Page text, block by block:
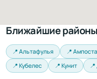
Ближайшие районы
📍 Альтафулья 📍 Ампоста
📍 Кубелес
📍 Кунит